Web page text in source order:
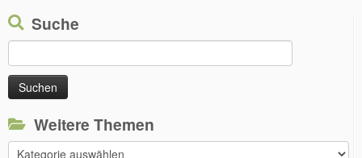
Suche
nach:
Weitere Themen
Weitere